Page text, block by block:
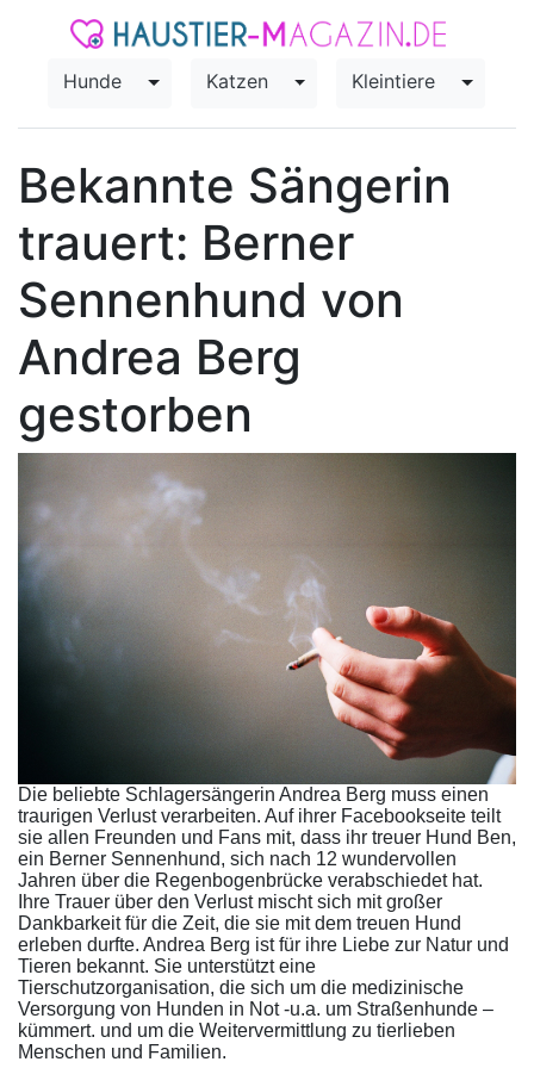
Hunde Toggle Dropdown
Katzen Toggle Dropdown
Kleintiere Toggle
Bekannte Sängerin
trauert: Berner
Sennenhund von
Andrea Berg
gestorben
Die beliebte Schlagersängerin Andrea Berg muss einen
traurigen Verlust verarbeiten. Auf ihrer Facebookseite teilt
sie allen Freunden und Fans mit, dass ihr treuer Hund Ben,
ein Berner Sennenhund, sich nach 12 wundervollen
Jahren über die Regenbogenbrücke verabschiedet hat.
Ihre Trauer über den Verlust mischt sich mit großer
Dankbarkeit für die Zeit, die sie mit dem treuen Hund
erleben durfte. Andrea Berg ist für ihre Liebe zur Natur und
Tieren bekannt. Sie unterstützt eine
Tierschutzorganisation, die sich um die medizinische
Versorgung von Hunden in Not -u.a. um Straßenhunde –
kümmert. und um die Weitervermittlung zu tierlieben
Menschen und Familien.